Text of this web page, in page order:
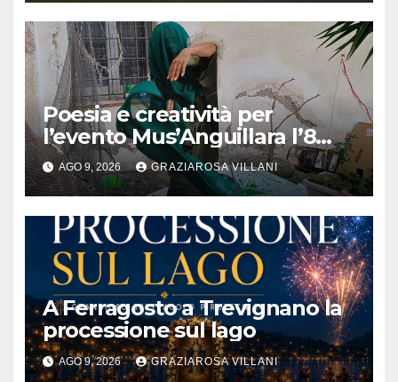
Poesia e creatività per
l’evento Mus’Anguillara l’8
agosto 2026 al Museo
Contadino
AGO 9, 2026 GRAZIAROSA VILLANI
A Ferragosto a Trevignano la
processione sul lago
AGO 9, 2026 GRAZIAROSA VILLANI